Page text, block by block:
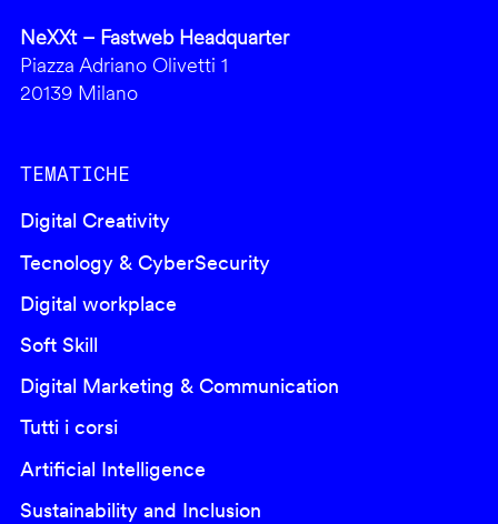
NeXXt – Fastweb Headquarter
Piazza Adriano Olivetti 1
20139 Milano
TEMATICHE
Digital Creativity
Tecnology & CyberSecurity
Digital workplace
Soft Skill
Digital Marketing & Communication
Tutti i corsi
Artificial Intelligence
Sustainability and Inclusion